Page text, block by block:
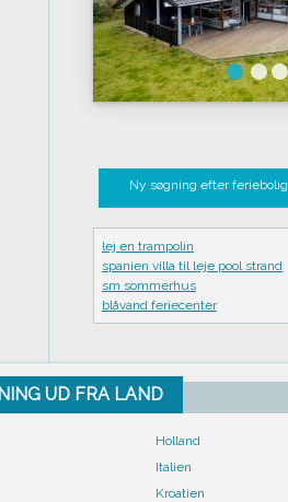
Ny søgning efter feriebolig
lej en trampolin
spanien villa til leje pool strand
sm sommerhus
blåvand feriecenter
UD FRA LAND
Holland
Italien
Kroatien